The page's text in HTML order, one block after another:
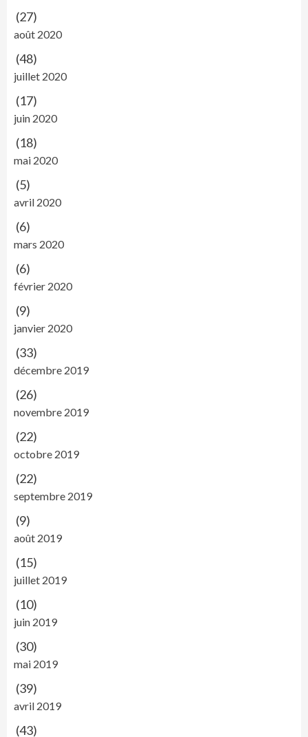
(27)
août 2020
(48)
juillet 2020
(17)
juin 2020
(18)
mai 2020
(5)
avril 2020
(6)
mars 2020
(6)
février 2020
(9)
janvier 2020
(33)
décembre 2019
(26)
novembre 2019
(22)
octobre 2019
(22)
septembre 2019
(9)
août 2019
(15)
juillet 2019
(10)
juin 2019
(30)
mai 2019
(39)
avril 2019
(43)